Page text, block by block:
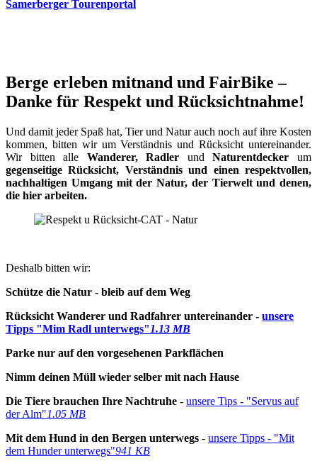
Samerberger Tourenportal
Berge erleben mitnand und FairBike –
Danke für Respekt und Rücksichtnahme!
Und damit jeder Spaß hat, Tier und Natur auch noch auf ihre Kosten
kommen, bitten wir um Verständnis und Rücksicht untereinander.
Wir bitten alle Wanderer, Radler undNaturentdecker um
gegenseitige Rücksicht, Verständnis und einen respektvollen,
nachhaltigen Umgang mit der Natur, der Tierwelt und denen,
die hier arbeiten.
Deshalb bitten wir:
Schütze die Natur - bleib auf dem Weg
Rücksicht Wanderer und Radfahrer untereinander - unsere
Tipps "Mim Radl unterwegs" 1.13 MB
Parke nur auf den vorgesehenen Parkflächen
Nimm deinen Müll wieder selber mit nach Hause
Die Tiere brauchen Ihre Nachtruhe - unsere Tips - "Servus auf
der Alm"1.05 MB
Mit dem Hund in den Bergen unterwegs - unsere Tipps - "Mit
dem Hunder unterwegs"941 KB